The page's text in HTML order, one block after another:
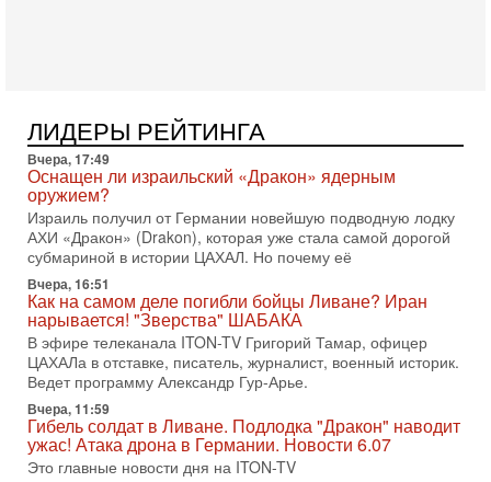
Тайны закрытых дверей: о чём на самом деле
молчат Трамп и Нетаньяху?
Недавний визит премьер-министра Израиля Биньямина
Нетаньяху в США и его встреча с Дональдом Трампом
оставили больше вопросов, чем ответов. Полная
31-07-2026, 15:18
Иран готовит покушение на Нетаниягу! Трамп не
хочет эскалации, но КСИР готовит взрыв!
В эфире телеканала ITON-TV СЕРГЕЙ МИГДАЛЬ, эксперт
по вопросам безопасности, офицер запаса
Международного управления полиции Израиля, автор
31-07-2026, 09:02
Битва за разоружение ХАМАСа - НОВОСТИ
31/07/2026
Сегодня президент США Дональд Трамп заявил о
достижении исторического соглашения о полном
разоружении ХАМАСа и других вооруженных группировок в
ЛИДЕРЫ РЕЙТИНГА
Вчера, 17:49
Оснащен ли израильский «Дракон» ядерным
оружием?
Израиль получил от Германии новейшую подводную лодку
АХИ «Дракон» (Drakon), которая уже стала самой дорогой
субмариной в истории ЦАХАЛ. Но почему её
Вчера, 16:51
Как на самом деле погибли бойцы Ливане? Иран
нарывается! "Зверства" ШАБАКА
В эфире телеканала ITON-TV Григорий Тамар, офицер
ЦАХАЛа в отставке, писатель, журналист, военный историк.
Ведет программу Александр Гур-Арье.
Вчера, 11:59
Гибель солдат в Ливане. Подлодка "Дракон" наводит
ужас! Атака дрона в Германии. Новости 6.07
Это главные новости дня на ITON-TV